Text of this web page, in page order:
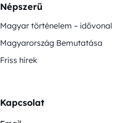
Népszerű
Magyar történelem – idővonal
Magyarország Bemutatása
Friss hírek
Kapcsolat